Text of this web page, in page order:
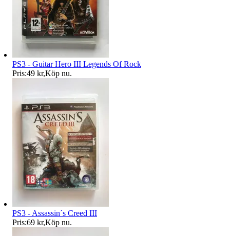
PS3 - Guitar Hero III Legends Of Rock
Pris:49 kr,Köp nu.
PS3 - Assassin´s Creed III
Pris:69 kr,Köp nu.